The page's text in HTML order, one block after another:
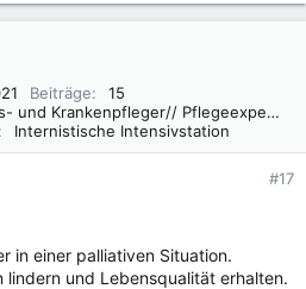
Beiträge
15
Gesundheits- und Krankenpfleger// Pflegeexperte IMC
Internistische Intensivstation
#17
in einer palliativen Situation.
lindern und Lebensqualität erhalten.